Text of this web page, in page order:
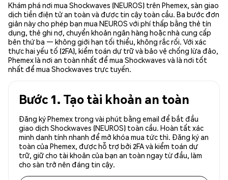
Khám phá nơi mua Shockwaves (NEUROS) trên Phemex, sàn giao
dịch tiền điện tử an toàn và được tin cậy toàn cầu. Ba bước đơn
giản này cho phép bạn mua NEUROS với phí thấp bằng thẻ tín
dụng, thẻ ghi nợ, chuyển khoản ngân hàng hoặc nhà cung cấp
bên thứ ba — không giới hạn tối thiểu, không rắc rối. Với xác
thực hai yếu tố (2FA), kiểm toán dự trữ và bảo vệ chống lừa đảo,
Phemex là nơi an toàn nhất để mua Shockwaves và là nơi tốt
nhất để mua Shockwaves trực tuyến.
Bước 1. Tạo tài khoản an toàn
Đăng ký Phemex trong vài phút bằng email để bắt đầu
giao dịch Shockwaves (NEUROS) toàn cầu. Hoàn tất xác
minh danh tính nhanh để mở khóa mua tức thì. Đăng ký an
toàn của Phemex, được hỗ trợ bởi 2FA và kiểm toán dự
trữ, giữ cho tài khoản của bạn an toàn ngay từ đầu, làm
cho sàn trở nên đáng tin cậy.